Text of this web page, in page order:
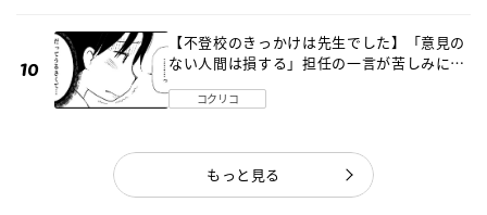
【不登校のきっかけは先生でした】「意見の
ない人間は損する」担任の一言が苦しみに…
コクリコ
もっと見る